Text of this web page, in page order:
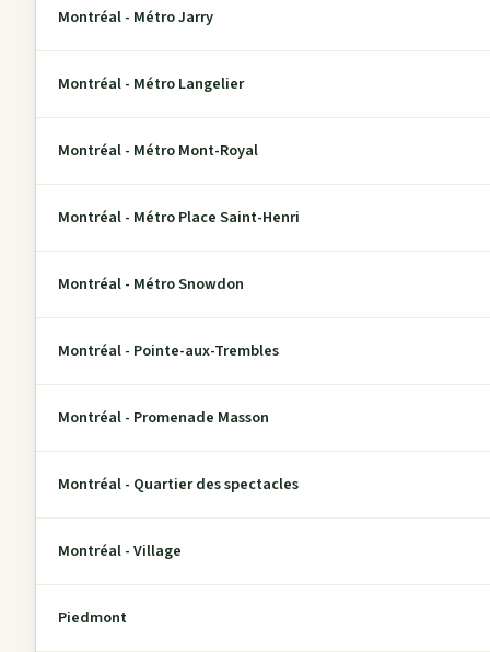
Montréal - Métro Jarry
Montréal - Métro Langelier
Montréal - Métro Mont-Royal
Montréal - Métro Place Saint-Henri
Montréal - Métro Snowdon
Montréal - Pointe-aux-Trembles
Montréal - Promenade Masson
Montréal - Quartier des spectacles
Montréal - Village
Piedmont